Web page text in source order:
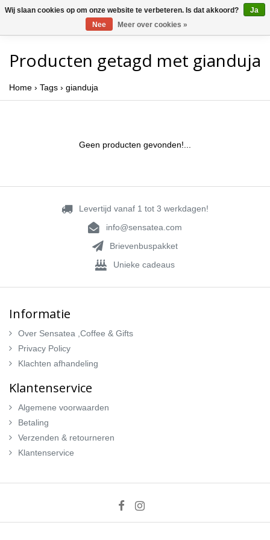
Producten getagd met gianduja
Home › Tags › gianduja
Geen producten gevonden!...
Levertijd vanaf 1 tot 3 werkdagen!
info@sensatea.com
Brievenbuspakket
Unieke cadeaus
Informatie
Over Sensatea ,Coffee & Gifts
Privacy Policy
Klachten afhandeling
Klantenservice
Algemene voorwaarden
Betaling
Verzenden & retourneren
Klantenservice
Wij slaan cookies op om onze website te verbeteren. Is dat akkoord?
Ja
Nee
Meer over cookies »